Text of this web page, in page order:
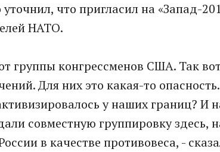
что пригласил на «Запад-
НАТО.
группы конгрессменов США. Так
Для них это какая-то
у наших границ? И
совместную группировку здесь,
в качестве противовеса, -